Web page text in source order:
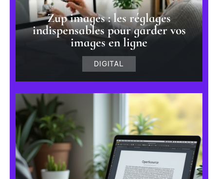
Zup images : les réglages
indispensables pour garder vos
images en ligne
DIGITAL